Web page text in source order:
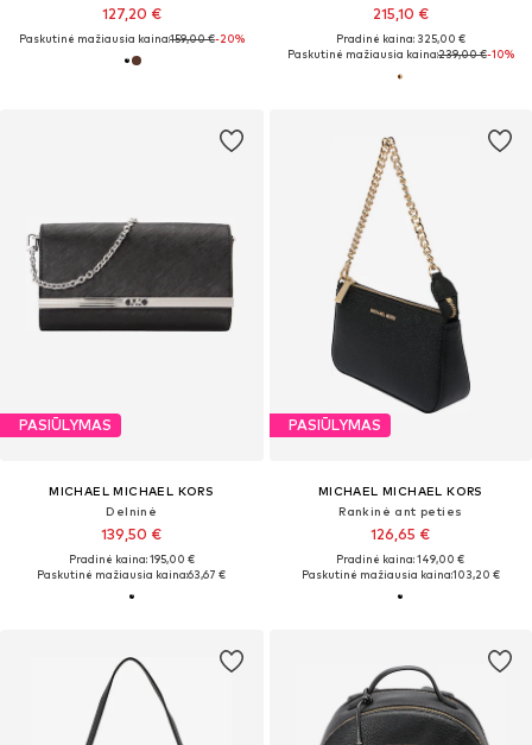
127,20 €
Paskutinė mažiausia kaina:159,00 €-20%
215,10 €
Pradinė kaina: 325,00 €
Paskutinė mažiausia kaina:239,00 €-10%
PASIŪLYMAS
MICHAEL MICHAEL KORS
Delninė
139,50 €
Pradinė kaina: 195,00 €
Paskutinė mažiausia kaina:63,67 €
PASIŪLYMAS
MICHAEL MICHAEL KORS
Rankinė ant peties
126,65 €
Pradinė kaina: 149,00 €
Paskutinė mažiausia kaina:103,20 €